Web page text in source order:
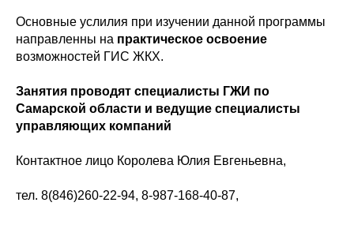
Основные услилия при изучении данной программы
направленны на практическое освоение
возможностей ГИС ЖКХ.
Занятия проводят специалисты ГЖИ по
Самарской области и ведущие специалисты
управляющих компаний
Контактное лицо Королева Юлия Евгеньевна,
тел. 8(846)260-22-94, 8-987-168-40-87,